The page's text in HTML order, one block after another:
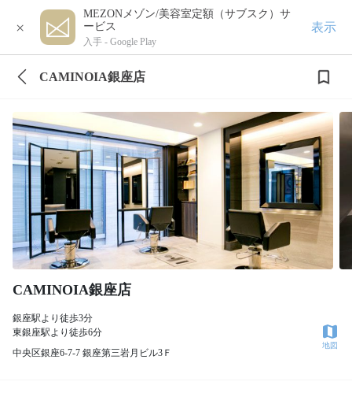
×
MEZONメゾン/美容室定額（サブスク）サ
ービス
入手 - Google Play
表示
CAMINOIA銀座店
CAMINOIA銀座店
銀座駅より徒歩3分
東銀座駅より徒歩6分
中央区銀座6-7-7 銀座第三岩月ビル3Ｆ
地図